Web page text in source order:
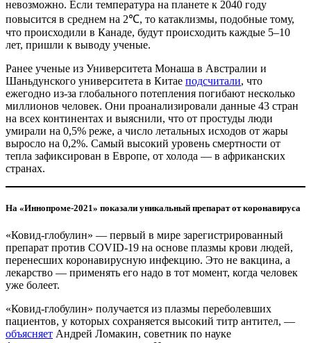
невозможно. Если температура на планете к 2040 году
повысится в среднем на 2℃, то катаклизмы, подобные тому,
что происходили в Канаде, будут происходить каждые 5–10
лет, пришли к выводу ученые.
Ранее ученые из Университета Монаша в Австралии и
Шаньдунского университета в Китае подсчитали, что
ежегодно из-за глобального потепления погибают несколько
миллионов человек. Они проанализировали данные 43 стран
на всех континентах и выяснили, что от простуды люди
умирали на 0,5% реже, а число летальных исходов от жары
выросло на 0,2%. Самый высокий уровень смертности от
тепла зафиксирован в Европе, от холода — в африканских
странах.
На «Иннопроме-2021» показали уникальный препарат от коронавируса
«Ковид-глобулин» — первый в мире зарегистрированный
препарат против COVID-19 на основе плазмы крови людей,
перенесших коронавирусную инфекцию. Это не вакцина, а
лекарство — применять его надо в тот момент, когда человек
уже болеет.
«Ковид-глобулин» получается из плазмы переболевших
пациентов, у которых сохраняется высокий титр антител, —
объясняет Андрей Ломакин, советник по науке